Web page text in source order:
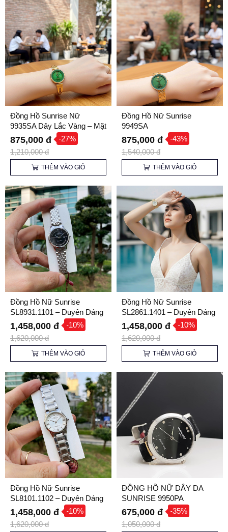
Đồng Hồ Sunrise Nữ
9935SA Dây Lắc Vàng – Mặt
Xanh Emerald Quý Phái,
Kính Sapphire
875,000 đ -27%
1,210,000 đ
THÊM VÀO GIỎ
Đồng Hồ Nữ Sunrise
9949SA
875,000 đ -43%
1,540,000 đ
THÊM VÀO GIỎ
Đồng Hồ Nữ Sunrise
SL8931.1101 – Duyên Dáng
và Thanh Lịch
1,458,000 đ -10%
1,620,000 đ
THÊM VÀO GIỎ
Đồng Hồ Nữ Sunrise
SL2861.1401 – Duyên Dáng
và Thanh Lịch
1,458,000 đ -10%
1,620,000 đ
THÊM VÀO GIỎ
Đồng Hồ Nữ Sunrise
SL8101.1102 – Duyên Dáng
và Thanh Lịch
1,458,000 đ -10%
1,620,000 đ
ĐỒNG HỒ NỮ DÂY DA
SUNRISE 9950PA
675,000 đ -35%
1,050,000 đ